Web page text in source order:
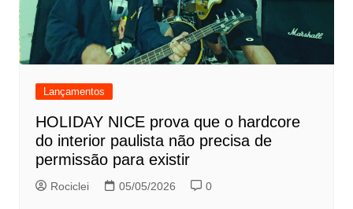
Lançamentos
HOLIDAY NICE prova que o hardcore
do interior paulista não precisa de
permissão para existir
Rociclei 05/05/2026 0